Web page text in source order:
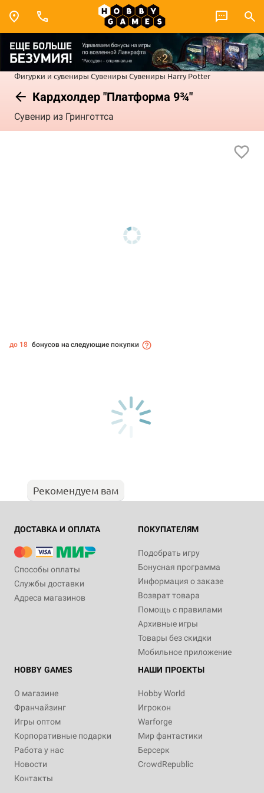
Фигурки и сувениры Сувениры Сувениры Harry Potter
Кардхолдер "Платформа 9¾"
Сувенир из Гринготтса
до 18 бонусов на следующие покупки
Рекомендуем вам
ДОСТАВКА И ОПЛАТА
Способы оплаты
Службы доставки
Адреса магазинов
ПОКУПАТЕЛЯМ
Подобрать игру
Бонусная программа
Информация о заказе
Возврат товара
Помощь с правилами
Архивные игры
Товары без скидки
Мобильное приложение
HOBBY GAMES
О магазине
Франчайзинг
Игры оптом
Корпоративные подарки
Работа у нас
Новости
Контакты
НАШИ ПРОЕКТЫ
Hobby World
Игрокон
Warforge
Мир фантастики
Берсерк
CrowdRepublic